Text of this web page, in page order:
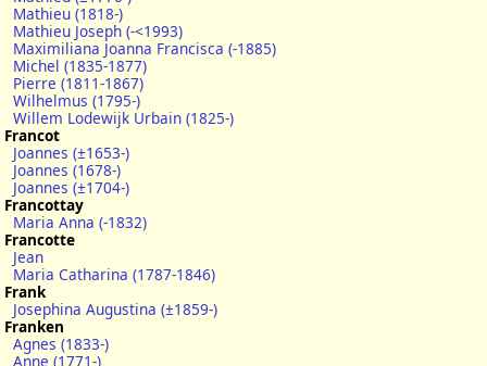
Mathieu (1818-)
Mathieu Joseph (-<1993)
Maximiliana Joanna Francisca (-1885)
Michel (1835-1877)
Pierre (1811-1867)
Wilhelmus (1795-)
Willem Lodewijk Urbain (1825-)
Francot
Joannes (±1653-)
Joannes (1678-)
Joannes (±1704-)
Francottay
Maria Anna (-1832)
Francotte
Jean
Maria Catharina (1787-1846)
Frank
Josephina Augustina (±1859-)
Franken
Agnes (1833-)
Anne (1771-)